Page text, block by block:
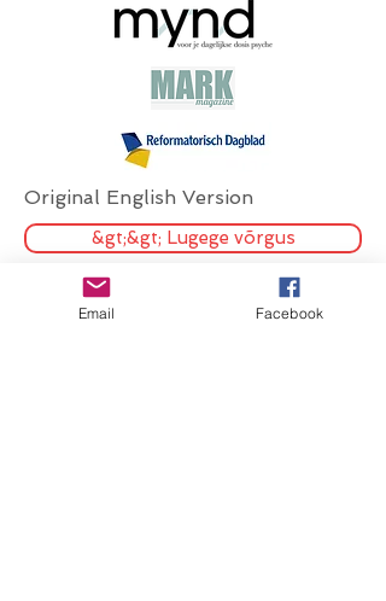
Original English Version
&gt;&gt; Lugege võrgus
Email Facebook